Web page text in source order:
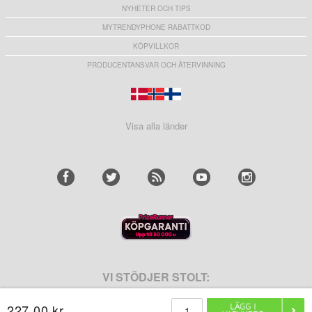
NYHETER OCH TIPS
MYTRENDYPHONE RABATTKOD
KÖPVILLKOR
PRODUCENTANSVAR OCH ÅTERVINNING
Visa alla länder
VI STÖDJER STOLT: